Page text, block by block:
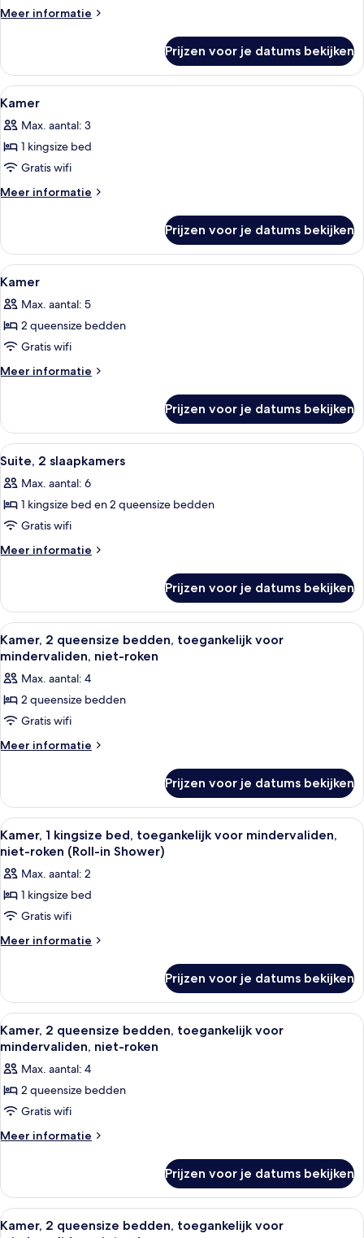
Meer informatie
Meer
Prijzen voor je datums bekijken
Alle
foto's
voor
Kamer
laden
Een kluis op de kamer, een bureau,
3
Kamer
Max. aantal: 3
1 kingsize bed
Gratis wifi
Meer informatie
Meer
Prijzen voor je datums bekijken
Alle
foto's
voor
Kamer
laden
Een kluis op de kamer, een bureau,
3
Kamer
Max. aantal: 5
2 queensize bedden
Gratis wifi
Meer informatie
Meer
Prijzen voor je datums bekijken
Alle
foto's
voor
Suite,
2
slaapkamers
Een hotelkamer met een bed,
4
Suite, 2 slaapkamers
Max. aantal: 6
1 kingsize bed en 2 queensize bedden
Gratis wifi
Meer informatie
Meer
2
slaapkamers
Prijzen voor je datums bekijken
Alle
foto's
voor
Kamer,
2
queensize
bedden,
mindervaliden,
niet-
roken
laden
Een hotelkamer met twee bedden,
4
Kamer, 2 queensize bedden, toegankelijk voor
mindervaliden, niet-roken
Max. aantal: 4
2 queensize bedden
Gratis wifi
Meer informatie
Meer
2
queensize
bedden,
toegankelijk
mindervaliden,
niet-
Prijzen voor je datums bekijken
Alle
foto's
voor
Kamer,
1
kingsize
bed,
mindervaliden,
niet-
roken
(Roll-
in
Shower)
laden
Een hotelkamer met een bed,
3
Kamer, 1 kingsize bed, toegankelijk voor mindervaliden,
niet-roken (Roll-in Shower)
Max. aantal: 2
1 kingsize bed
Gratis wifi
Meer informatie
Meer
1
kingsize
bed,
toegankelijk
mindervaliden,
niet-
(Roll-
in
Shower)
Prijzen voor je datums bekijken
Alle
foto's
voor
Kamer,
2
queensize
bedden,
mindervaliden,
niet-
roken
Een hotelkamer met twee bedden,
4
Kamer, 2 queensize bedden, toegankelijk voor
mindervaliden, niet-roken
Max. aantal: 4
2 queensize bedden
Gratis wifi
Meer informatie
Meer
2
queensize
bedden,
Prijzen voor je datums bekijken
Alle
Een hotelkamer met twee bedden,
4
Kamer, 2 queensize bedden, toegankelijk voor